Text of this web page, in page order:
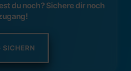
du noch? Sichere dir noch
SICHERN